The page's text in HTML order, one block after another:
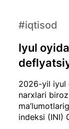
2026-yil iyul
narxlari
indeksi (INI)
Iyul
#iqtisod